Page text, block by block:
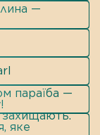
—
параїба —
захищають.
яке